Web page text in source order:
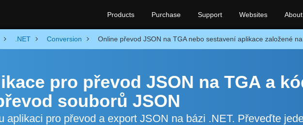
Products Purchase Support Websites About
.NET Conversion Online převod JSON na TGA nebo sestavení aplikace založené
pro převod JSON na TGA a
souborů JSON
aplikaci pro převod a export JSON na bázi .NET. Převeďte